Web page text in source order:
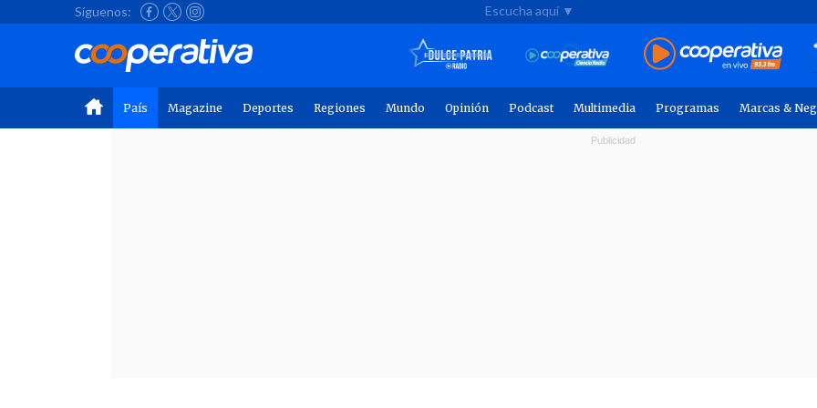
Síguenos: Escucha aquí ▼
País Magazine Deportes Regiones Mundo Opinión Podcast Multimedia Programas Marcas &